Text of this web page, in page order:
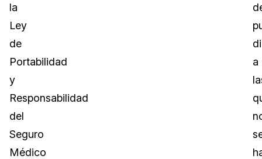
la
Ley
de
Portabilidad
y
Responsabilidad
del
Seguro
Médico
a